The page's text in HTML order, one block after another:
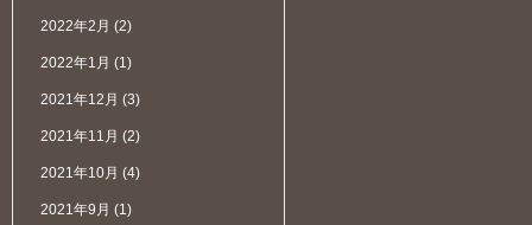
2022年2月 (2)
2022年1月 (1)
2021年12月 (3)
2021年11月 (2)
2021年10月 (4)
2021年9月 (1)